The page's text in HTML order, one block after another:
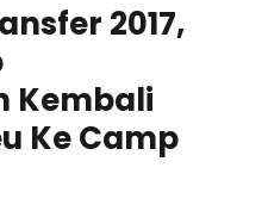
2017,
Kembali
Ke Camp